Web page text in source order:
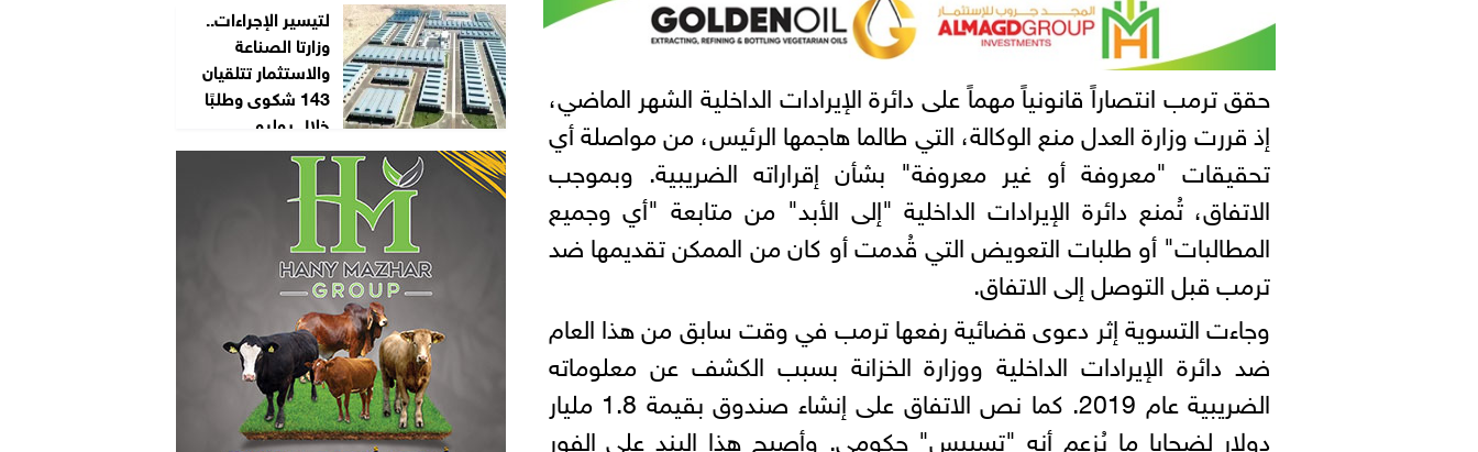
حقق ترمب انتصاراً قانونياً مهماً على دائرة الإيرادات الداخلية الشهر الماضي،
إذ قررت وزارة العدل منع الوكالة، التي طالما هاجمها الرئيس، من مواصلة أي
تحقيقات "معروفة أو غير معروفة" بشأن إقراراته الضريبية. وبموجب
الاتفاق، تُمنع دائرة الإيرادات الداخلية "إلى الأبد" من متابعة "أي وجميع
المطالبات" أو طلبات التعويض التي قُدمت أو كان من الممكن تقديمها ضد
ترمب قبل التوصل إلى الاتفاق.
وجاءت التسوية إثر دعوى قضائية رفعها ترمب في وقت سابق من هذا العام
ضد دائرة الإيرادات الداخلية ووزارة الخزانة بسبب الكشف عن معلوماته
الضريبية عام 2019. كما نص الاتفاق على إنشاء صندوق بقيمة 1.8 مليار
دولار لضحايا ما يُزعم أنه "تسييس" حكومي. وأصبح هذا البند على الفور
لتيسير الإجراءات..
وزارتا الصناعة
والاستثمار تتلقيان
143 شكوى وطلبًا
خلال يوليو